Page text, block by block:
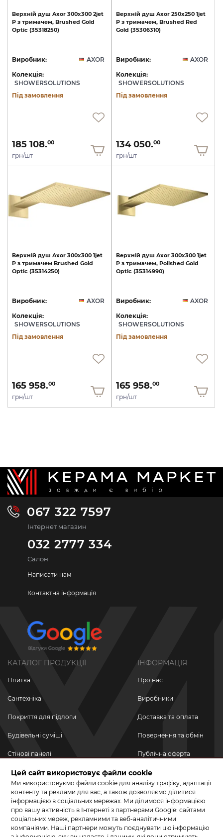
Верхній душ Axor 300х300 2jet
P з тримачем, Brushed Gold
Optic (35318250)
Виробник:
AXOR
Колекція:
SHOWERSOLUTIONS
Під замовлення
185 108.00
грн/шт
Верхній душ Axor 250х250 1jet
P з тримачем, Brushed Red
Gold (35306310)
Виробник:
AXOR
Колекція:
SHOWERSOLUTIONS
Під замовлення
134 050.00
грн/шт
Верхній душ Axor 300х300 1jet
P з тримачем Brushed Gold
Optic (35314250)
Виробник:
AXOR
Колекція:
SHOWERSOLUTIONS
Під замовлення
165 958.00
грн/шт
Верхній душ Axor 300х300 1jet
P з тримачем, Polished Gold
Optic (35314990)
Виробник:
AXOR
Колекція:
SHOWERSOLUTIONS
Під замовлення
165 958.00
грн/шт
067 322 7597
Інтернет магазин
032 2777 334
Салон
Написати нам
Контактна інформація
КАТАЛОГ ПРОДУКЦІЇ
Плитка
Сантехніка
Покриття для підлоги
Будівельні суміші
Стінові панелі
Новинки
Акційні товари
Акції/Знижки
ІНФОРМАЦІЯ
Про нас
Виробники
Доставка та оплата
Повернення та обмін
Публічна оферта
Політика
конфіденційності
ПРИЄДНУЙТЕСЬ ДО НАС У СОЦМЕРЕЖАХ
Цей сайт використовує файли cookie
Ми використовуємо файли cookie для аналізу трафіку, адаптації
контенту та реклами для вас, а також дозволяємо ділитися
інформацією в соціальних мережах. Ми ділимося інформацією
про вашу активність в Інтернеті з партнерами Google: сайтами
соціальних мереж, рекламними та веб-аналітичними
компаніями. Наші партнери можуть поєднувати цю інформацію